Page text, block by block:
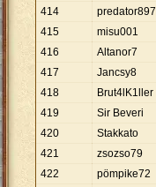
414
predator897
415
misu001
416
Altanor7
417
Jancsy8
418
Brut4lK1ller
419
Sir Beveri
420
Stakkato
421
zsozso79
422
pömpike72